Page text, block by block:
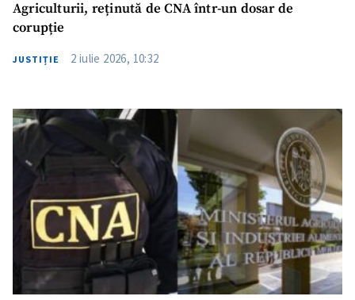
Agriculturii, reținută de CNA într-un dosar de
corupție
JUSTIȚIE 2 iulie 2026, 10:32